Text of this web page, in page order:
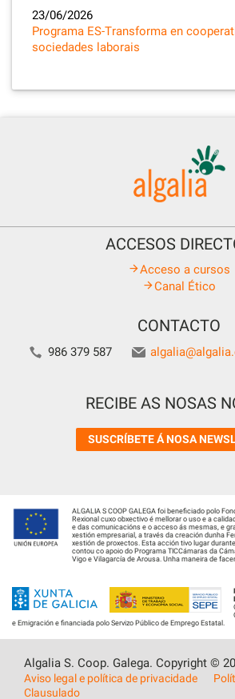
23/06/2026
Programa ES-Transforma en
sociedades laborais
ACCESOS
Acceso a cursos
Canal Ético
CONTACTO
986 379 587
RECIBE AS NOSAS
SUSCRÍBETE Á NOSA
ALGALIA S COOP GALEGA foi beneficiado polo
Rexional cuxo obxectivo é mellorar o uso e a
e das comunicacións e o acceso ás mesmas, e
xestión empresarial, a través da creación dunha
xestión de proxectos. Esta acción tivo lugar
contou co apoio do Programa TICCámaras da
Vigo e Vilagarcía de Arousa. Unha maneira de
e Emigración e financiada polo Servizo Público de Emprego Estatal.
Algalia S. Coop. Galega. Copyright ©
Aviso legal e política de privacidade
Clausulado